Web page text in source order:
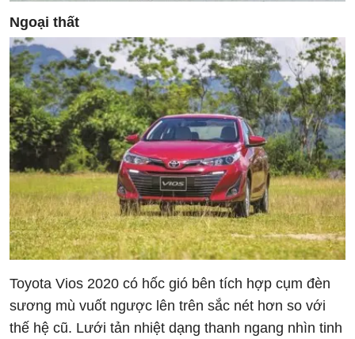
Ngoại thất
Toyota Vios 2020 có hốc gió bên tích hợp cụm đèn
sương mù vuốt ngược lên trên sắc nét hơn so với
thế hệ cũ. Lưới tản nhiệt dạng thanh ngang nhìn tinh